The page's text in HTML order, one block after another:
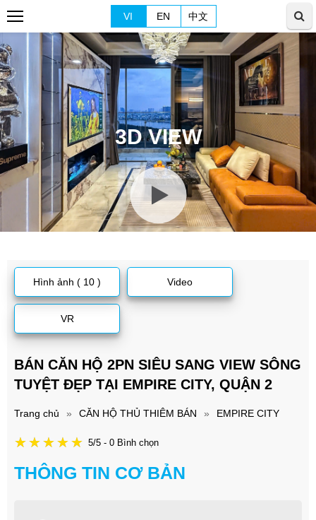
VI EN 中文
3D VIEW
Hình ảnh ( 10 ) Video
VR
BÁN CĂN HỘ 2PN SIÊU SANG VIEW SÔNG
TUYỆT ĐẸP TẠI EMPIRE CITY, QUẬN 2
Trang chủ » CĂN HỘ THỦ THIÊM BÁN » EMPIRE CITY
5/5 - 0 Bình chọn
THÔNG TIN CƠ BẢN